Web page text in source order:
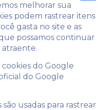
melhorar sua
podem rastrear itens
gasta no site e as
possamos continuar
do Google
do Google
usadas para rastrear